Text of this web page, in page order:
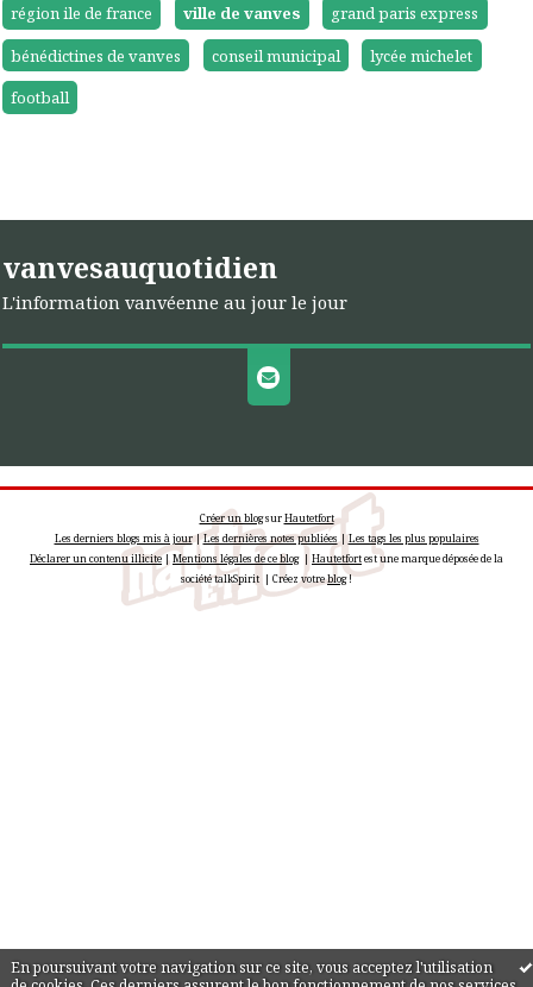
En poursuivant votre navigation sur ce site, vous acceptez l'utilisation
région ile de france
ville de vanves
grand paris express
bénédictines de vanves
conseil municipal
lycée michelet
football
vanvesauquotidien
L'information vanvéenne au jour le jour
Créer un blogsurHautetfort
Les derniers blogs mis à jour|Les dernières notes publiées |Les tags les plus populaires
Déclarer un contenu illicite|Mentions légales de ce blog| Hautetfortest une marque déposée de la
société talkSpirit | Créez votreblog!